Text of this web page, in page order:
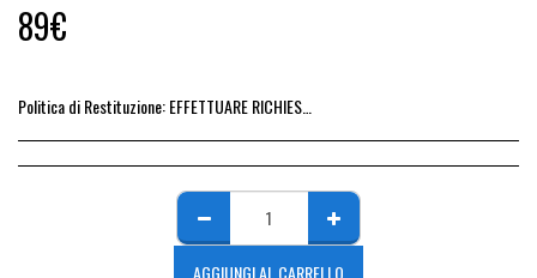
89€
Politica di Restituzione:EFFETTUARE RICHIESTA DI RESO ENTRO 14 GIORNI DALL&#039;ACQUISTO DEL RICAMBIO, IL RIMBORSO VIENE EMESSO ALLA CONSEGNA DEL RICAMBIO IN SEDE.
AGGIUNGI AL CARRELLO